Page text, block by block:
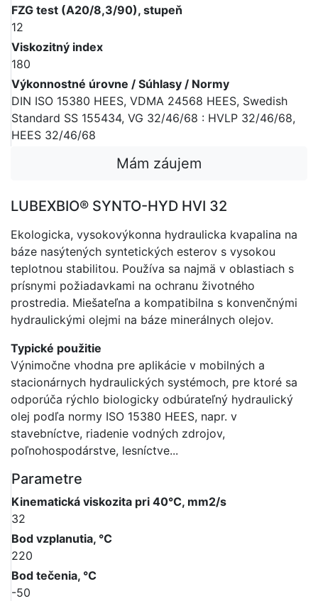
FZG test (A20/8,3/90), stupeň
12
Viskozitný index
180
Výkonnostné úrovne / Súhlasy / Normy
DIN ISO 15380 HEES, VDMA 24568 HEES, Swedish
Standard SS 155434, VG 32/46/68 : HVLP 32/46/68,
HEES 32/46/68
Mám záujem
LUBEXBIO® SYNTO-HYD HVI 32
Ekologicka, vysokovýkonna hydraulicka kvapalina na
báze nasýtených syntetických esterov s vysokou
teplotnou stabilitou. Používa sa najmä v oblastiach s
prísnymi požiadavkami na ochranu životného
prostredia. Miešateľna a kompatibilna s konvenčnými
hydraulickými olejmi na báze minerálnych olejov.
Typické použitie
Výnimočne vhodna pre aplikácie v mobilných a
stacionárnych hydraulických systémoch, pre ktoré sa
odporúča rýchlo biologicky odbúrateľný hydraulický
olej podľa normy ISO 15380 HEES, napr. v
stavebníctve, riadenie vodných zdrojov,
poľnohospodárstve, lesníctve...
Parametre
Kinematická viskozita pri 40°C, mm2/s
32
Bod vzplanutia, °C
220
Bod tečenia, °C
-50